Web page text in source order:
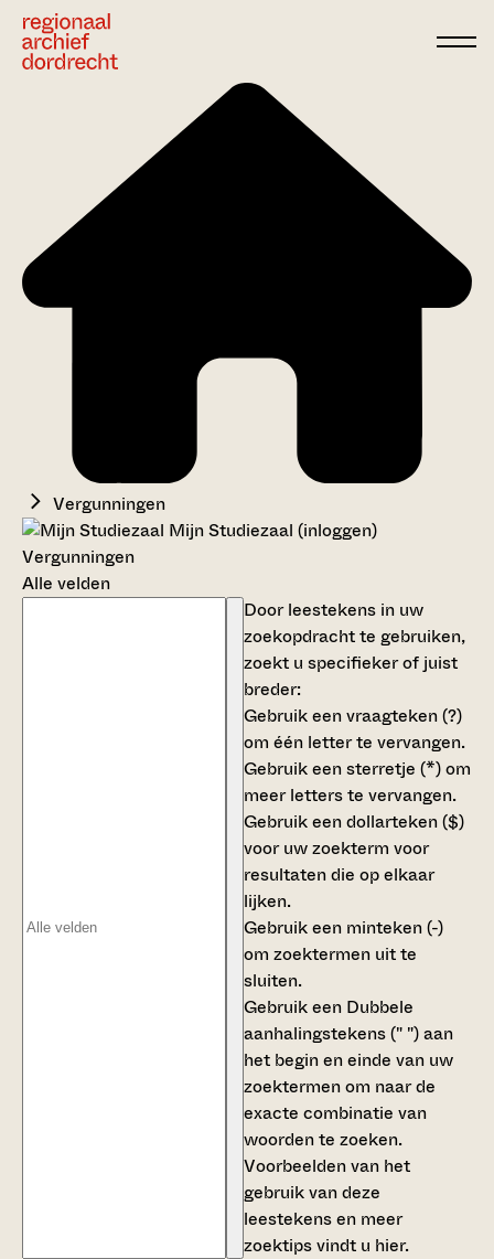
Vergunningen
Mijn Studiezaal (inloggen)
Vergunningen
Alle velden
Door leestekens in uw
zoekopdracht te gebruiken,
zoekt u specifieker of juist
breder:
Gebruik eenvraagteken (?)
om één letter te vervangen.
Gebruik eensterretje (*)om
meer letters te vervangen.
Gebruik eendollarteken ($)
voor uw zoekterm voor
resultaten die op elkaar
lijken.
Gebruik een minteken (-)
om zoektermen uit te
sluiten.
Gebruik een Dubbele
aanhalingstekens (" ")aan
het begin en einde van uw
zoektermen om naar de
exacte combinatie van
woorden te zoeken.
Voorbeelden van het
gebruik van deze
leestekens en meer
zoektips vindt u hier.